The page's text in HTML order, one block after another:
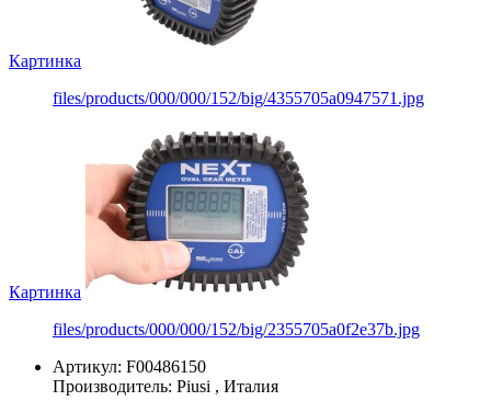
Картинка
files/products/000/000/152/big/4355705a0947571.jpg
Картинка
files/products/000/000/152/big/2355705a0f2e37b.jpg
Артикул: F00486150
Производитель: Piusi , Италия